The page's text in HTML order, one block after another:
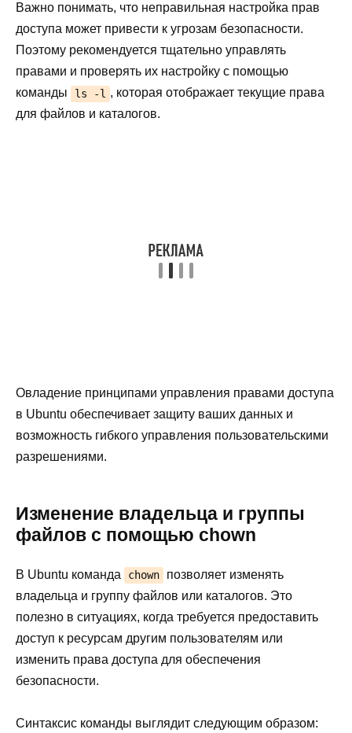
Важно понимать, что неправильная настройка прав
доступа может привести к угрозам безопасности.
Поэтому рекомендуется тщательно управлять
правами и проверять их настройку с помощью
команды
ls -l , которая отображает текущие права
для файлов и каталогов.
Овладение принципами управления правами доступа
в Ubuntu обеспечивает защиту ваших данных и
возможность гибкого управления пользовательскими
разрешениями.
Изменение владельца и группы
файлов с помощью chown
В Ubuntu команда chown
позволяет изменять
владельца и группу файлов или каталогов. Это
полезно в ситуациях, когда требуется предоставить
доступ к ресурсам другим пользователям или
изменить права доступа для обеспечения
безопасности.
Синтаксис команды выглядит следующим образом: